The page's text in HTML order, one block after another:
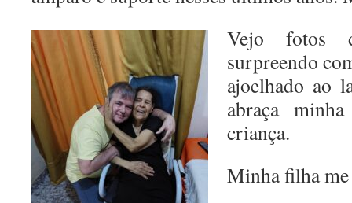
Vejo fotos
surpreendo
ajoelhado ao
abraça
criança.
Minha filha me